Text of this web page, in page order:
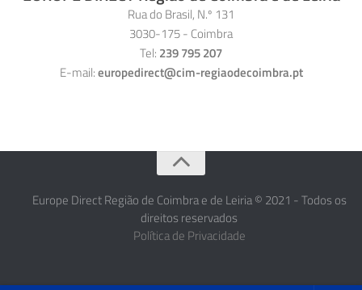
Rua do Brasil, N.º 131
3030-175 - Coimbra
Tel: 239 795 207
E-mail:europedirect@cim-regiaodecoimbra.pt
Europe Direct Região de Coimbra e de Leiria © 2021 - Todos os
direitos reservados
Política de Privacidade